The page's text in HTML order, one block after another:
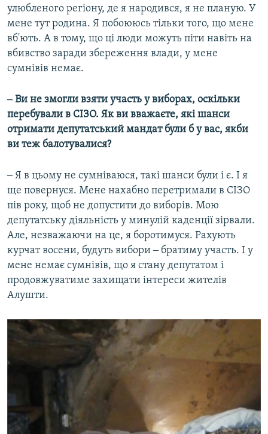
улюбленого регіону, де я народився, я не планую. У
мене тут родина. Я побоююсь тільки того, що мене
вб'ють. А в тому, що ці люди можуть піти навіть на
вбивство заради збереження влади, у мене
сумнівів немає.
‒ Ви не змогли взяти участь у виборах, оскільки
перебували в СІЗО. Як ви вважаєте, які шанси
отримати депутатський мандат були б у вас, якби
ви теж балотувалися?
‒ Я в цьому не сумніваюся, такі шанси були і є. І я
ще повернуся. Мене нахабно перетримали в СІЗО
пів року, щоб не допустити до виборів. Мою
депутатську діяльність у минулій каденції зірвали.
Але, незважаючи на це, я боротимуся. Рахують
курчат восени, будуть вибори ‒ братиму участь. І у
мене немає сумнівів, що я стану депутатом і
продовжуватиме захищати інтереси жителів
Алушти.